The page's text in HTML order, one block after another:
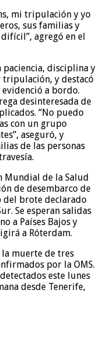
mi tripulación y yo
sus familias y
agregó en el
paciencia, disciplina y
tripulación, y destacó
evidenció a bordo.
desinteresada de
“No puedo
con un grupo
aseguró, y
de las personas
Mundial de la Salud
de desembarco de
del brote declarado
Se esperan salidas
a Países Bajos y
a Róterdam.
muerte de tres
por la OMS.
este lunes
desde Tenerife,